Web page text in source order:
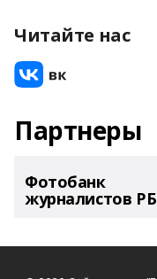
Читайте нас
Партнеры
Фотобанк
журналистов РБ